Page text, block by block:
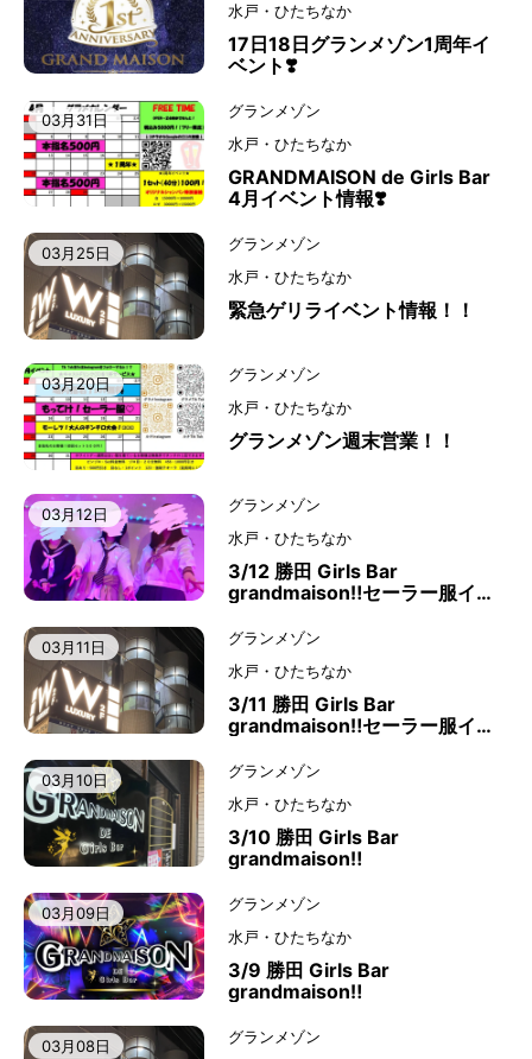
水戸・ひたちなか
17日18日グランメゾン1周年イ
ベント❣️
03月31日
グランメゾン
水戸・ひたちなか
GRANDMAISON de Girls Bar
4月イベント情報❣️
03月25日
グランメゾン
水戸・ひたちなか
緊急ゲリライベント情報！！
03月20日
グランメゾン
水戸・ひたちなか
グランメゾン週末営業！！
03月12日
グランメゾン
水戸・ひたちなか
3/12 勝田 Girls Bar
grandmaison‼️セーラー服イベ
03月11日
グランメゾン
水戸・ひたちなか
3/11 勝田 Girls Bar
grandmaison‼️セーラー服イベ
03月10日
グランメゾン
水戸・ひたちなか
3/10 勝田 Girls Bar
grandmaison‼️
03月09日
グランメゾン
水戸・ひたちなか
3/9 勝田 Girls Bar
grandmaison‼️
03月08日
グランメゾン